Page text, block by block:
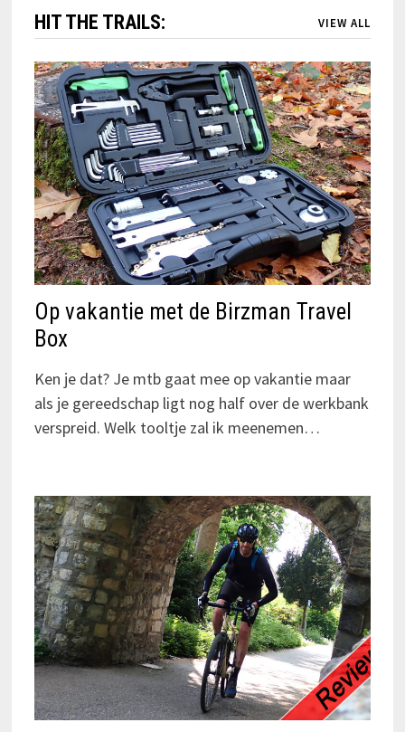
HIT THE TRAILS: VIEW ALL
Op vakantie met de Birzman Travel
Box
Ken je dat? Je mtb gaat mee op vakantie maar
als je gereedschap ligt nog half over de werkbank
verspreid. Welk tooltje zal ik meenemen…